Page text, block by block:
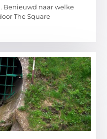
Benieuwd naar welke
The Square